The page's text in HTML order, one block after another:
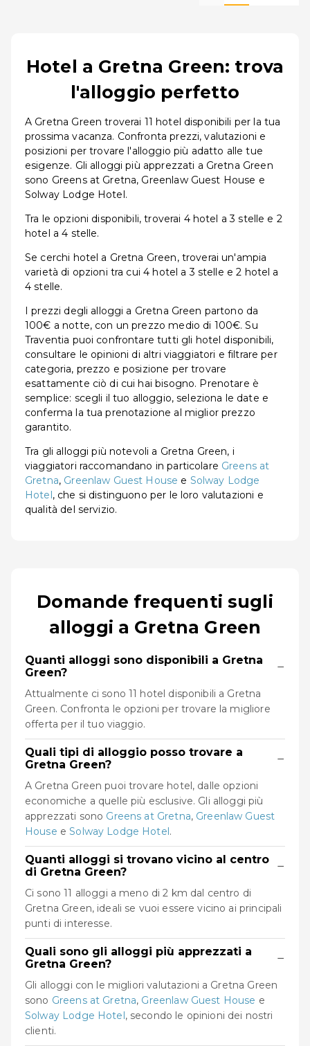
Hotel a Gretna Green: trova
l'alloggio perfetto
A Gretna Green troverai 11 hotel disponibili per la tua
prossima vacanza. Confronta prezzi, valutazioni e
posizioni per trovare l'alloggio più adatto alle tue
esigenze. Gli alloggi più apprezzati a Gretna Green
sono Greens at Gretna, Greenlaw Guest House e
Solway Lodge Hotel.
Tra le opzioni disponibili, troverai 4 hotel a 3 stelle e 2
hotel a 4 stelle.
Se cerchi hotel a Gretna Green, troverai un'ampia
varietà di opzioni tra cui 4 hotel a 3 stelle e 2 hotel a
4 stelle.
I prezzi degli alloggi a Gretna Green partono da
100€ a notte, con un prezzo medio di 100€. Su
Traventia puoi confrontare tutti gli hotel disponibili,
consultare le opinioni di altri viaggiatori e filtrare per
categoria, prezzo e posizione per trovare
esattamente ciò di cui hai bisogno. Prenotare è
semplice: scegli il tuo alloggio, seleziona le date e
conferma la tua prenotazione al miglior prezzo
garantito.
Tra gli alloggi più notevoli a Gretna Green, i
viaggiatori raccomandano in particolare Greens at
Gretna, Greenlaw Guest House e Solway Lodge
Hotel, che si distinguono per le loro valutazioni e
qualità del servizio.
Domande frequenti sugli
alloggi a Gretna Green
Quanti alloggi sono disponibili a Gretna
Green?
−
Attualmente ci sono 11 hotel disponibili a Gretna
Green. Confronta le opzioni per trovare la migliore
offerta per il tuo viaggio.
Quali tipi di alloggio posso trovare a
Gretna Green?
−
A Gretna Green puoi trovare hotel, dalle opzioni
economiche a quelle più esclusive. Gli alloggi più
apprezzati sono Greens at Gretna, Greenlaw Guest
House eSolway Lodge Hotel.
Quanti alloggi si trovano vicino al centro
di Gretna Green?
−
Ci sono 11 alloggi a meno di 2 km dal centro di
Gretna Green, ideali se vuoi essere vicino ai principali
punti di interesse.
Quali sono gli alloggi più apprezzati a
Gretna Green?
−
Gli alloggi con le migliori valutazioni a Gretna Green
sono Greens at Gretna, Greenlaw Guest House e
Solway Lodge Hotel, secondo le opinioni dei nostri
clienti.